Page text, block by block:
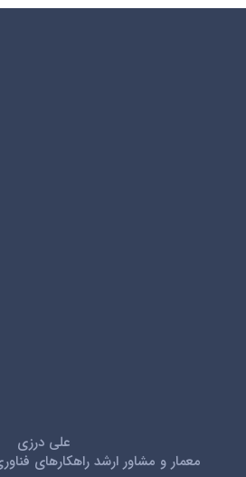
علی درزی
معمار و مشاور ارشد راهکارهای